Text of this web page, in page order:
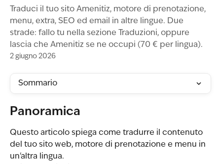
Traduci il tuo sito Amenitiz, motore di prenotazione,
menu, extra, SEO ed email in altre lingue. Due
strade: fallo tu nella sezione Traduzioni, oppure
lascia che Amenitiz se ne occupi (70 € per lingua).
2 giugno 2026
Sommario
Panoramica
Questo articolo spiega come tradurre il contenuto
del tuo sito web, motore di prenotazione e menu in
un'altra lingua.